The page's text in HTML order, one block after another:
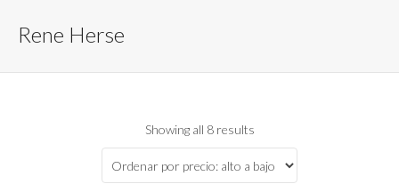
Rene Herse
Showing all 8 results